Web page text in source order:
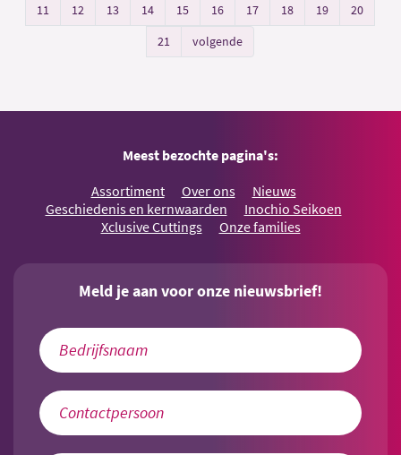
11
12 13 14 15 16 17 18 19
20
21
volgende
Meest bezochte pagina's:
Assortiment Over ons
Nieuws
Geschiedenis en kernwaarden
Inochio Seikoen
Xclusive Cuttings
Onze families
Meld je aan voor onze nieuwsbrief!